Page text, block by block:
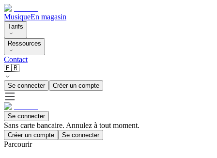
MusiqueEn magasin
Tarifs
Ressources
Contact
🇫🇷
Se connecter Créer un compte
Se connecter
Sans carte bancaire. Annulez à tout moment.
Créer un compte Se connecter
Parcourir